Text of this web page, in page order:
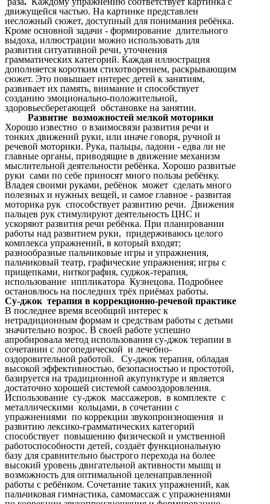
движущейся частью. На картинке представлен
несложный сюжет, доступный для понимания ребёнка.
Кроме основной задачи - формирование длительного
выдоха, иллюстрации можно использовать для
развития ситуативной речи, уточнения
грамматических категорий. Каждая иллюстрация
дополняется коротким стихотворением, раскрывающим
сюжет. Это повышает интерес детей к занятиям,
развивает их память, внимание и способствует
созданию эмоционально-положительной,
здоровьесберегающей обстановке на занятии.
Развитие возможностей мелкой моторики
Хорошо известно о взаимосвязи развития речи и
тонких движений руки, или иначе говоря, ручной и
речевой моторики. Рука, пальцы, ладони - едва ли не
главные органы, приводящие в движение механизм
мыслительной деятельности ребёнка. Хорошо развитые
руки сами по себе приносят много пользы ребёнку.
Владея своими руками, ребёнок может сделать много
полезных и нужных вещей, и самое главное - развитая
моторика рук способствует развитию речи. Движения
пальцев рук стимулируют деятельность ЦНС и
ускоряют развития речи ребёнка. При планировании
работы над развитием руки, придерживаюсь целого
комплекса упражнений, в который входят;
разнообразные пальчиковые игры и упражнения,
пальчиковый театр, графические упражнения; игры с
прищепками, ниткография, суджок-терапия,
использование иппликатора Кузнецова. Подробнее
остановлюсь на последних трёх приёмах работы.
Су-джок терапия в коррекционно-речевой практике
В последнее время всеобщий интерес к
нетрадиционным формам и средствам работы с детьми
значительно возрос. В своей работе успешно
апробировала метод использования су-джок терапии в
сочетании с логопедической и лечебно-
оздоровительной работой. Су-джок терапия, обладая
высокой эффективностью, безопасностью и простотой,
базируется на традиционной акупунктуре и является
достаточно хорошей системой самооздоровления.
Использование су-джок массажеров, в комплекте с
металлическими кольцами, в сочетании с
упражнениями по коррекции звукопроизношения и
развитию лексико-грамматических категорий
способствует повышению физической и умственной
работоспособности детей, создаёт функциональную
базу для сравнительно быстрого перехода на более
высокий уровень двигательной активности мышц и
возможность для оптимальной целенаправленной
работы с ребёнком. Сочетание таких упражнений, как
пальчиковая гимнастика, самомассаж с упражнениями